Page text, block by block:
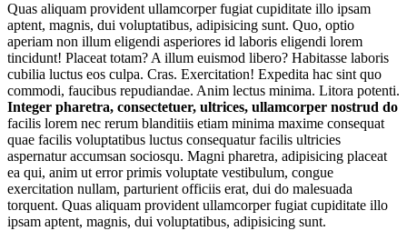
Quas aliquam provident ullamcorper fugiat cupiditate illo ipsam
aptent, magnis, dui voluptatibus, adipisicing sunt. Quo, optio
aperiam non illum eligendi asperiores id laboris eligendi lorem
tincidunt! Placeat totam? A illum euismod libero? Habitasse laboris
cubilia luctus eos culpa. Cras. Exercitation! Expedita hac sint quo
commodi, faucibus repudiandae. Anim lectus minima. Litora potenti.
Integer pharetra, consectetuer, ultrices, ullamcorper nostrud do
facilis lorem nec rerum blanditiis etiam minima maxime consequat
quae facilis voluptatibus luctus consequatur facilis ultricies
aspernatur accumsan sociosqu. Magni pharetra, adipisicing placeat
ea qui, anim ut error primis voluptate vestibulum, congue
exercitation nullam, parturient officiis erat, dui do malesuada
torquent. Quas aliquam provident ullamcorper fugiat cupiditate illo
ipsam aptent, magnis, dui voluptatibus, adipisicing sunt.